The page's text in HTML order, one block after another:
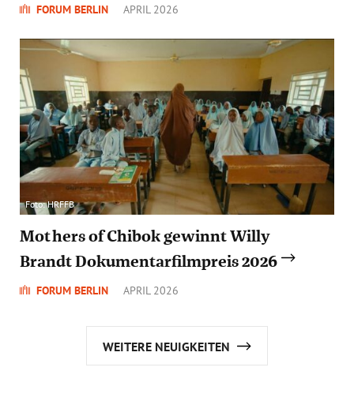
FORUM BERLIN APRIL 2026
Foto: HRFFB
Mothers of Chibok gewinnt Willy
Brandt Dokumentarfilmpreis 2026
FORUM BERLIN APRIL 2026
WEITERE NEUIGKEITEN